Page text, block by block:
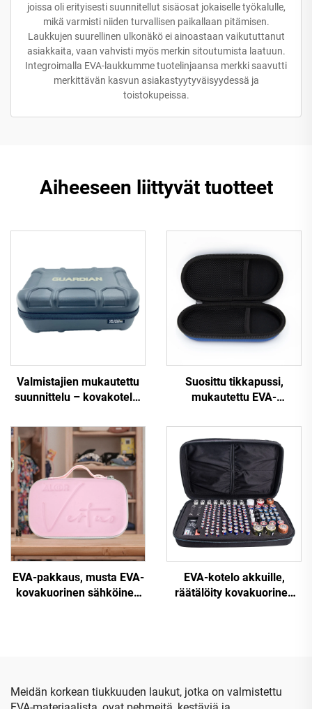
joissa oli erityisesti suunnitellut sisäosat jokaiselle työkalulle,
mikä varmisti niiden turvallisen paikallaan pitämisen.
Laukkujen suurellinen ulkonäkö ei ainoastaan vaikututtanut
asiakkaita, vaan vahvisti myös merkin sitoutumista laatuun.
Integroimalla EVA-laukkumme tuotelinjaansa merkki saavutti
merkittävän kasvun asiakastyytyväisyydessä ja
toistokupeissa.
Aiheeseen liittyvät tuotteet
Valmistajien mukautettu
suunnittelu – kovakotelo,
materiaalista
Suosittu tikkapussi,
mukautettu EVA-
kuljetuskäyttöön
tarkoitettu EVA-suljettava
tapuli
EVA-pakkaus, musta EVA-
kovakuorinen sähköinen
EVA-kotelo akkuille,
räätälöity kovakuorinen
pankkiakun ja
työkalukotelo
Meidän korkean tiukkuuden laukut, jotka on valmistettu